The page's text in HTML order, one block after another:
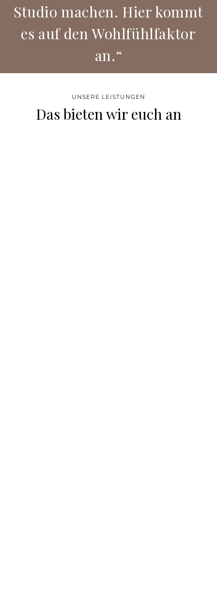
Studio machen. Hier kommt
es auf den Wohlfühlfaktor
an.“
UNSERE LEISTUNGEN
Das bieten wir euch an